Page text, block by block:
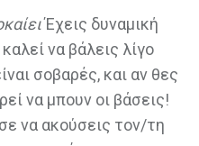
Έχεις δυναμική
να βάλεις λίγο
σοβαρές, και αν θες
να μπουν οι βάσεις!
να ακούσεις τον/τη